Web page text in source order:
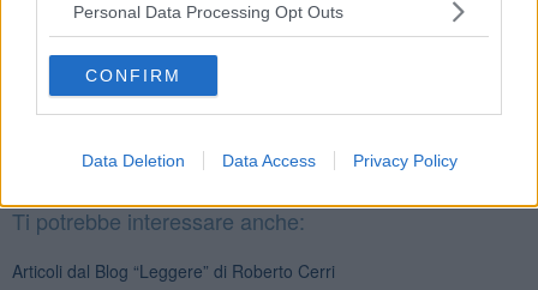
Personal Data Processing Opt Outs
CONFIRM
Data Deletion Data Access Privacy Policy
Se vuoi leggere le notizie principali della Toscana iscriviti alla
alle 20:00 direttamente nella tua casella di posta.
Ti potrebbe interessare anche:
Articoli dal Blog “Leggere” di Roberto Cerri